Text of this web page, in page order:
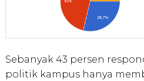
Sebanyak 43 persen
politik kampus hanya